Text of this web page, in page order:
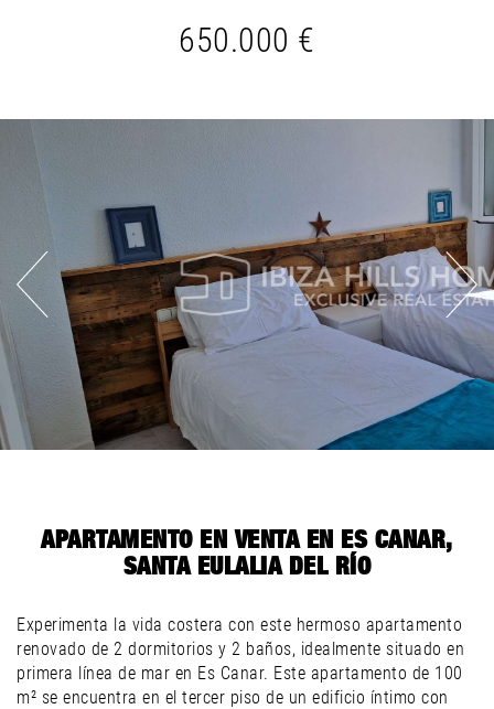
650.000 €
APARTAMENTO EN VENTA EN ES CANAR,
SANTA EULALIA DEL RÍO
Experimenta la vida costera con este hermoso apartamento
renovado de 2 dormitorios y 2 baños, idealmente situado en
primera línea de mar en Es Canar. Este apartamento de 100
m² se encuentra en el tercer piso de un edificio íntimo con